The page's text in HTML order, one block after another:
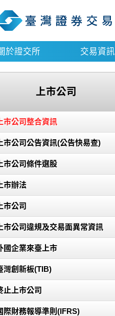
於證交所 交易資訊
上市公司
上市公司整合資訊
上市公司公告資訊(公告快易查)
上市公司條件選股
上市辦法
上市公司
上市公司違規及交易面異常資訊
國企業來臺上市
灣創新板(TIB)
止上市公司
際財務報導準則(IFRS)